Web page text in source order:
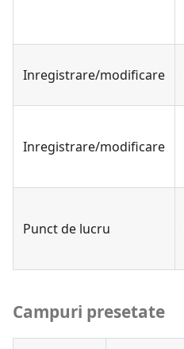
Inregistrare/modificare
Inregistrare/modificare
Punct de lucru
Campuri presetate